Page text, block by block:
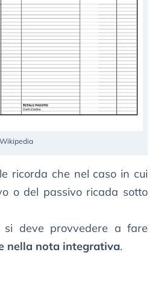
ricorda che nel caso in cui
o del passivo ricada sotto
si deve provvedere a fare
nella nota integrativa.